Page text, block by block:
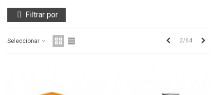
Filtrar por
Seleccionar Anterior
2/64